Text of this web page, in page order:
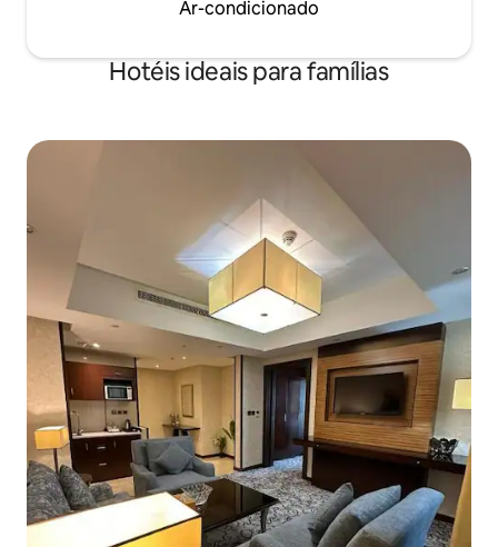
Ar-condicionado
Hotéis ideais para famílias